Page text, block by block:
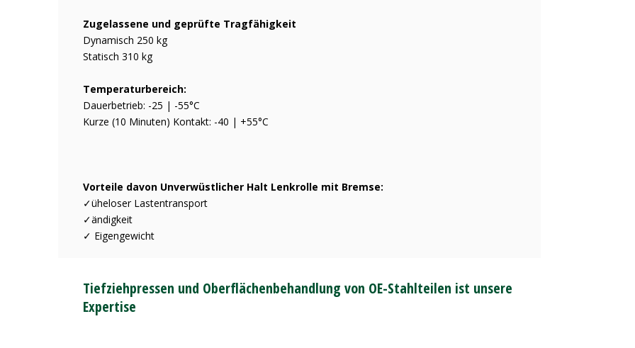
Zugelassene und geprüfte Tragfähigkeit
Dynamisch 250 kg
Statisch 310 kg
Temperaturbereich:
Dauerbetrieb: -25 | -55°C
Kurze (10 Minuten) Kontakt: -40 | +55°C
Vorteile davon Unverwüstlicher Halt Lenkrolle mit Bremse:
✓üheloser Lastentransport
✓ändigkeit
✓ Eigengewicht
Tiefziehpressen und Oberflächenbehandlung von OE-Stahlteilen ist unsere
Expertise